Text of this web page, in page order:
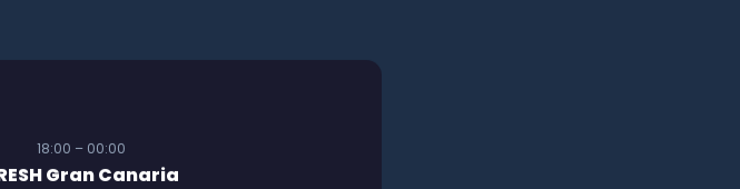
18:00 – 00:00
Gran Canaria